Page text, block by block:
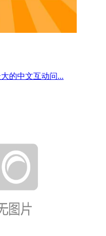
的中文互动问...